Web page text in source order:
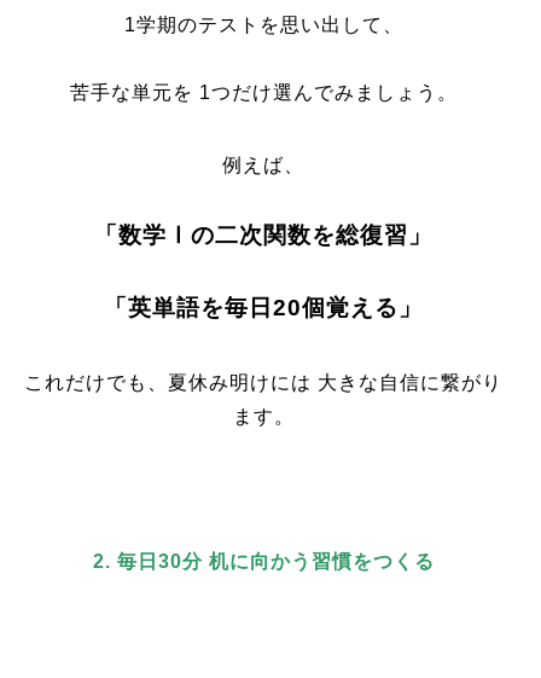
1学期のテストを思い出して、
苦手な単元を 1つだけ選んでみましょう。
例えば、
「数学Ⅰの二次関数を総復習」
「英単語を毎日20個覚える」
これだけでも、夏休み明けには 大きな自信に繋がり
ます。
2. 毎日30分 机に向かう習慣をつくる